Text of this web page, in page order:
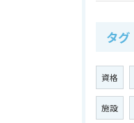
タグ
資格
施設